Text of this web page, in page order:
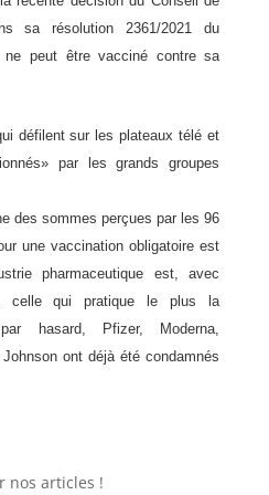
sa résolution 2361/2021 du
ne peut être vacciné contre sa
défilent sur les plateaux télé et
par les grands groupes
des sommes perçues par les 96
une vaccination obligatoire est
pharmaceutique est, avec
celle qui pratique le plus la
hasard, Pfizer, Moderna,
ont déjà été condamnés
nos articles !